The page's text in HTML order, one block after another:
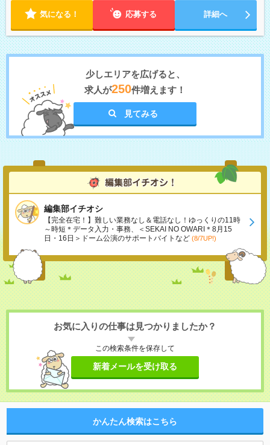
気になる！ 応募する 詳細へ
少しエリアを広げると、
求人が250件増えます！
見てみる
編集部イチオシ
【完全在宅！】難しい業務なし＆電話なし！ゆっくりの11時
～時短＊データ入力・事務、＜SEKAI NO OWARI＊8月15
日・16日＞ドーム公演のサポートバイトなど (8/7UP!)
お気に入りの仕事は見つかりましたか？
この検索条件を保存して
新着メールを受け取る
かんたん検索はこちら